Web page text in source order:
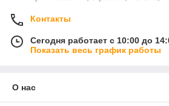
Контакты
Сегодня работает с 10:00 до
Показать весь график работы
О нас